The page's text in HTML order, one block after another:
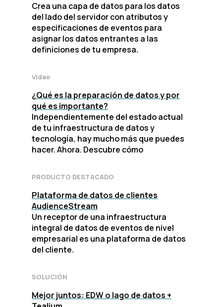
Crea una capa de datos para los datos
del lado del servidor con atributos y
especificaciones de eventos para
asignar los datos entrantes a las
definiciones de tu empresa.
Vídeo
¿Qué es la preparación de datos y por
qué es importante?
Independientemente del estado actual
de tu infraestructura de datos y
tecnología, hay mucho más que puedes
hacer. Ahora. Descubre cómo
PRODUCTO DESTACADO
Plataforma de datos de clientes
AudienceStream
Un receptor de una infraestructura
integral de datos de eventos de nivel
empresarial es una plataforma de datos
del cliente.
SOLUCIÓN
Mejor juntos: EDW o lago de datos +